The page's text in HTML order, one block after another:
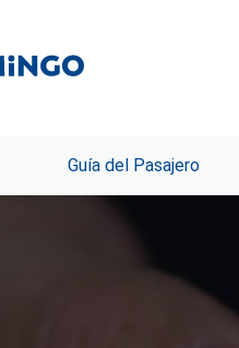
Guía del Pasajero